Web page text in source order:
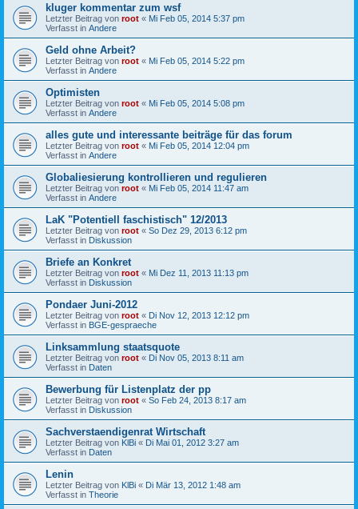
kluger kommentar zum wsf
Letzter Beitrag von root « Mi Feb 05, 2014 5:37 pm
Verfasst in Andere
Geld ohne Arbeit?
Letzter Beitrag von root « Mi Feb 05, 2014 5:22 pm
Verfasst in Andere
Optimisten
Letzter Beitrag von root « Mi Feb 05, 2014 5:08 pm
Verfasst in Andere
alles gute und interessante beiträge für das forum
Letzter Beitrag von root « Mi Feb 05, 2014 12:04 pm
Verfasst in Andere
Globaliesierung kontrollieren und regulieren
Letzter Beitrag von root « Mi Feb 05, 2014 11:47 am
Verfasst in Andere
LaK "Potentiell faschistisch" 12/2013
Letzter Beitrag von root « So Dez 29, 2013 6:12 pm
Verfasst in Diskussion
Briefe an Konkret
Letzter Beitrag von root « Mi Dez 11, 2013 11:13 pm
Verfasst in Diskussion
Pondaer Juni-2012
Letzter Beitrag von root « Di Nov 12, 2013 12:12 pm
Verfasst in BGE-gespraeche
Linksammlung staatsquote
Letzter Beitrag von root « Di Nov 05, 2013 8:11 am
Verfasst in Daten
Bewerbung für Listenplatz der pp
Letzter Beitrag von root « So Feb 24, 2013 8:17 am
Verfasst in Diskussion
Sachverstaendigenrat Wirtschaft
Letzter Beitrag von KlBi « Di Mai 01, 2012 3:27 am
Verfasst in Daten
Lenin
Letzter Beitrag von KlBi « Di Mär 13, 2012 1:48 am
Verfasst in Theorie